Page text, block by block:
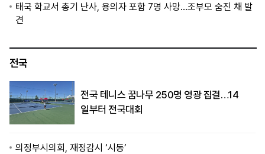
태국 학교서 총기 난사, 용의자 포함 7명 사망…조부모 숨진 채 발
견
전국
전국 테니스 꿈나무 250명 영광 집결…14
일부터 전국대회
의정부시의회, 재정감시 ‘시동’